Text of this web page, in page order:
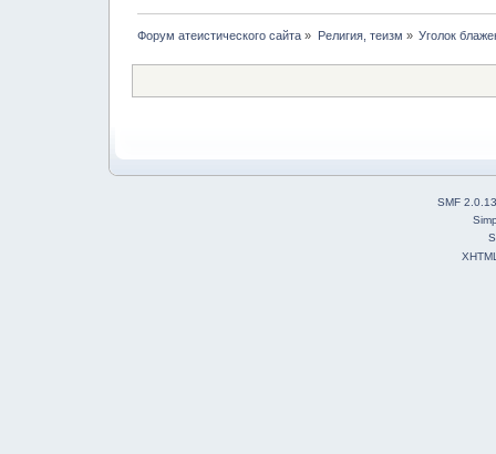
Форум атеистического сайта » Религия, теизм » Уголок
SMF 2.0.13